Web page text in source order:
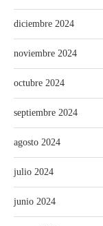
diciembre 2024
noviembre 2024
octubre 2024
septiembre 2024
agosto 2024
julio 2024
junio 2024